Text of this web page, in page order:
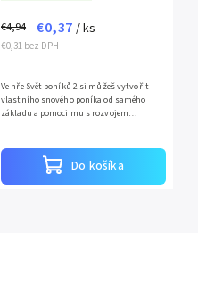
€0,31 bez DPH
€4,94 €0,37 / ks
Do košíka
Ve hře Svět poníků 2 si můžeš vytvořit
vlastního snového poníka od samého
základu a pomoci mu s rozvojem